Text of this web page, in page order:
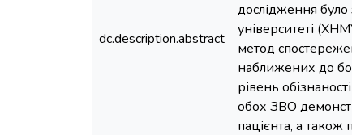
dc.description.abstract
дослідження
університеті
метод
наближених до
рівень
обох ЗВО
пацієнта, а